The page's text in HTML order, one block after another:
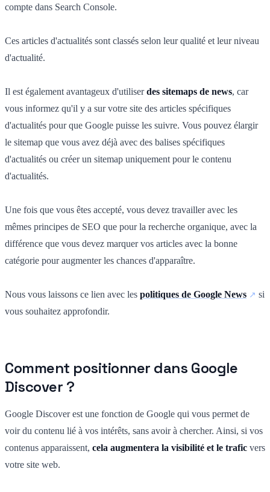
compte dans Search Console.
Ces articles d'actualités sont classés selon leur qualité et leur niveau
d'actualité.
Il est également avantageux d'utiliserdes sitemaps de news, car
vous informez qu'il y a sur votre site des articles spécifiques
d'actualités pour que Google puisse les suivre. Vous pouvez élargir
le sitemap que vous avez déjà avec des balises spécifiques
d'actualités ou créer un sitemap uniquement pour le contenu
d'actualités.
Une fois que vous êtes accepté, vous devez travailler avec les
mêmes principes de SEO que pour la recherche organique, avec la
différence que vous devez marquer vos articles avec la bonne
catégorie pour augmenter les chances d'apparaître.
Nous vous laissons ce lien avec les politiques de Google News
si
vous souhaitez approfondir.
Comment positionner dans Google
Discover ?
Google Discover est une fonction de Google qui vous permet de
voir du contenu lié à vos intérêts, sans avoir à chercher. Ainsi, si vos
contenus apparaissent, cela augmentera la visibilité et le trafic vers
votre site web.